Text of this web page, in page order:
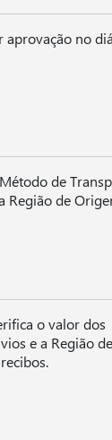
aprovação no
de
Região de
o valor dos
e a Região de